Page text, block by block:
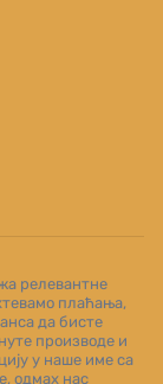
релевантне
плаћања,
да бисте
производе и
у наше име са
одмах нас